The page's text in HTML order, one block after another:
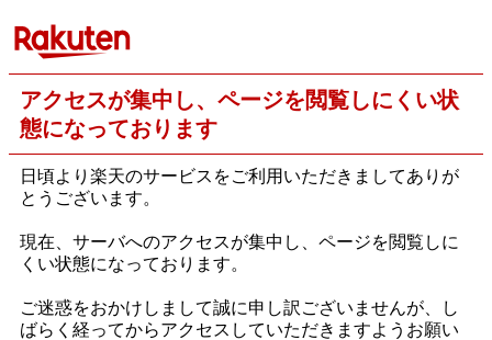
アクセスが集中し、ページを閲覧しにくい状
態になっております
日頃より楽天のサービスをご利用いただきましてありが
とうございます。
現在、サーバへのアクセスが集中し、ページを閲覧しに
くい状態になっております。
ご迷惑をおかけしまして誠に申し訳ございませんが、し
ばらく経ってからアクセスしていただきますようお願い